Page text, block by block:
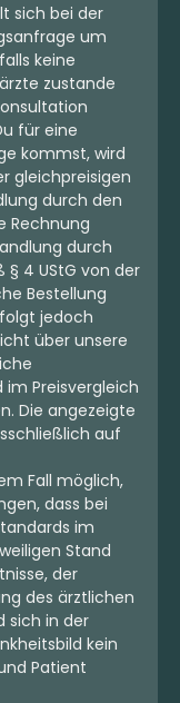
sich bei der
um
keine
zustande
für eine
kommst, wird
gleichpreisigen
durch den
Rechnung
durch
§ 4 UStG von der
Bestellung
jedoch
über unsere
Preisvergleich
Die angezeigte
auf
Fall möglich,
dass bei
im
Stand
der
des ärztlichen
sich in der
kein
Patient